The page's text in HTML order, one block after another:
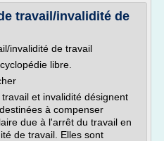
travail/invalidité de
invalidité de travail
libre.
et invalidité désignent
à compenser
due à l'arrêt du travail en
de travail. Elles sont